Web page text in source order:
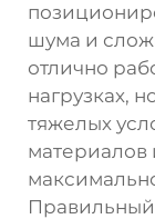
шума и
отлично
нагрузках,
тяжелых